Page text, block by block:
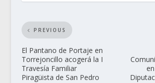
PREVIOUS
El Pantano de Portaje en
Torrejoncillo acogerá la I
Travesía Familiar
Piragüista de San Pedro